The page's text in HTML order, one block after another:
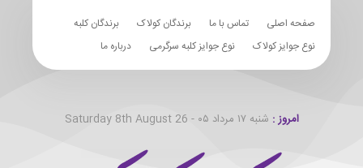
صفحه اصلی تماس با ما برندگان کولاک
برندگان کلبه
نوع جوایز کولاک
نوع جوایز کلبه سرگرمی درباره ما
امروز : شنبه ۱۷ مرداد ۰۵ - Saturday 8th August 26